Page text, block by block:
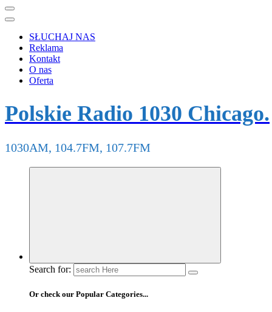
SŁUCHAJ NAS
Reklama
Kontakt
O nas
Oferta
Polskie Radio 1030 Chicago.
1030AM, 104.7FM, 107.7FM
Search for:
Or check our Popular Categories...